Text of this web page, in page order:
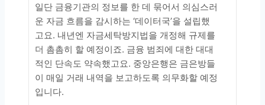
일단 금융기관의 정보를 한 데 묶어서 의심스러
운 자금 흐름을 감시하는 ‘데이터국’을 설립했
고요. 내년엔 자금세탁방지법을 개정해 규제를
더 촘촘히 할 예정이죠. 금융 범죄에 대한 대대
적인 단속도 약속했고요. 중앙은행은 금은방들
이 매일 거래 내역을 보고하도록 의무화할 예정
입니다.